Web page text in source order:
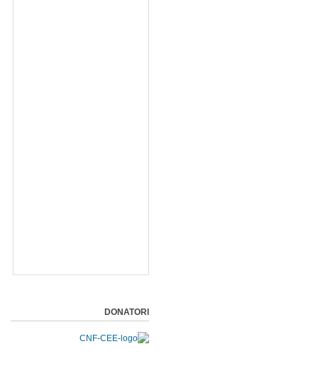
DONATORI